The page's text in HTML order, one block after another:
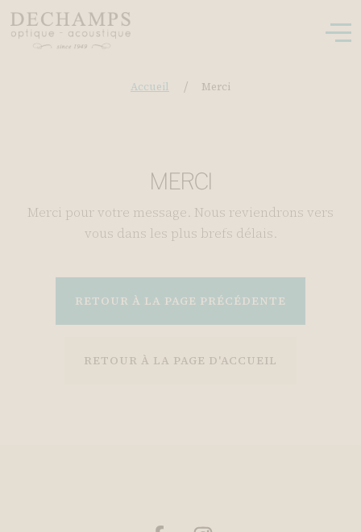
Accueil / Merci
MERCI
Merci pour votre message. Nous reviendrons vers
vous dans les plus brefs délais.
RETOUR À LA PAGE PRÉCÉDENTE
RETOUR À LA PAGE D'ACCUEIL